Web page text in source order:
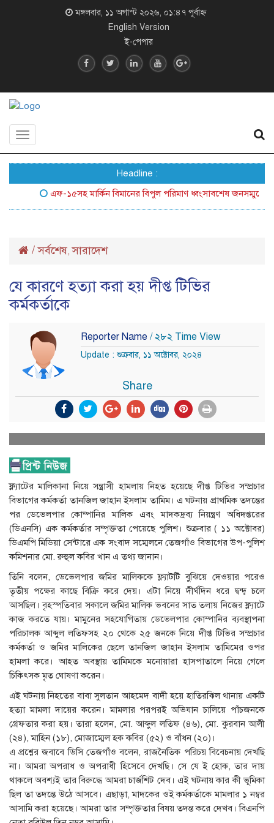
মঙ্গলবার, ১১ অগাস্ট ২০২৬, ০১:৪৭ পূর্বাহ্ন
English Version
ই-পেপার
Toggle
Headline :
এফ-১৫সহ মার্কিন বিমানের বিপুল পরিমাণ ধ্বংসাবশেষ জনসম্মুখে আনল
/সর্বশেষ,সারাদেশ
যে কারণে হত্যা করা হয় দীপ্ত টিভির
কর্মকর্তাকে
Reporter Name / ২৮২ Time View
Update : শুক্রবার, ১১ অক্টোবর, ২০২৪
Share
ফ্ল্যাটের মালিকানা নিয়ে সন্ত্রাসী হামলায় নিহত হয়েছে দীপ্ত টিভির সম্প্রচার
বিভাগের কর্মকর্তা তানজিল জাহান ইসলাম তামিম। এ ঘটনায় প্রাথমিক তদন্তের
পর ডেভেলপার কোম্পানির মালিক এবং মাদকদ্রব্য নিয়ন্ত্রণ অধিদপ্তরের
(ডিএনসি) এক কর্মকর্তার সম্পৃক্ততা পেয়েছে পুলিশ। শুক্রবার ( ১১ অক্টোবর)
ডিএমপি মিডিয়া সেন্টারে এক সংবাদ সম্মেলনে তেজগাঁও বিভাগের উপ-পুলিশ
কমিশনার মো. রুহুল কবির খান এ তথ্য জানান।
তিনি বলেন, ডেভেলপার জমির মালিককে ফ্ল্যাটটি বুঝিয়ে দেওয়ার পরেও
তৃতীয় পক্ষের কাছে বিক্রি করে দেয়। এটা নিয়ে দীর্ঘদিন ধরে দ্বন্দ্ব চলে
আসছিল। বৃহস্পতিবার সকালে জমির মালিক ভবনের সাত তলায় নিজের ফ্ল্যাটে
কাজ করতে যায়। মামুনের সহযোগিতায় ডেভেলপার কোম্পানির ব্যবস্থাপনা
পরিচালক আব্দুল লতিফসহ ২০ থেকে ২৫ জনকে নিয়ে দীপ্ত টিভির সম্প্রচার
কর্মকর্তা ও জমির মালিকের ছেলে তানজিল জাহান ইসলাম তামিমের ওপর
হামলা করে। আহত অবস্থায় তামিমকে মনোয়ারা হাসপাতালে নিয়ে গেলে
চিকিৎসক মৃত ঘোষণা করেন।
এই ঘটনায় নিহতের বাবা সুলতান আহমেদ বাদী হয়ে হাতিরঝিল থানায় একটি
হত্যা মামলা দায়ের করেন। মামলার পরপরই অভিযান চালিয়ে পাঁচজনকে
গ্রেফতার করা হয়। তারা হলেন, মো. আব্দুল লতিফ (৪৬), মো. কুরবান আলী
(২৪), মাহিন (১৮), মোজাম্মেল হক কবির (৫২) ও বাঁধন (২০)।
এ প্রশ্নের জবাবে ডিসি তেজগাঁও বলেন, রাজনৈতিক পরিচয় বিবেচনায় দেখছি
না। আমরা অপরাধ ও অপরাধী হিসেবে দেখছি। সে যে ই হোক, তার দায়
থাকলে অবশ্যই তার বিরুদ্ধে আমরা চার্জশিট দেব। এই ঘটনায় কার কী ভূমিকা
ছিল তা তদন্তে উঠে আসবে। এছাড়া, মাদকের ওই কর্মকর্তাকে মামলার ১ নম্বর
আসামি করা হয়েছে। আমরা তার সম্পৃক্ততার বিষয় তদন্ত করে দেখব। বিএনপি